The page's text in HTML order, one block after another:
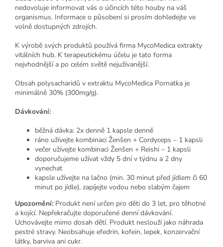
nedovoluje informovat vás o účincích této houby na váš
organismus. Informace o působení si prosím dohledejte ve
volně dostupných zdrojích.
K výrobě svých produktů používá firma MycoMedica extrakty
vitálních hub. K terapeutickému účelu je tato forma
nejvhodnější a po celém světě nejužívanější.
Obsah polysacharidů v extraktu MycoMedica Pornatka je
minimálně 30% (300mg/g).
Dávkování:
běžná dávka: 2x denně 1 kapsle denně
ráno užívejte kombinaci Ženšen + Cordyceps – 1 kapsli
večer užívejte kombinaci Ženšen + Reishi – 1 kapsli
doporučujeme užívat vždy 5 dní v týdnu a 2 dny
vynechat
kapsle užívejte na lačno (min. 30 minut před jídlem či 60
minut po jídle), zapíjejte vodou nebo slabým čajem
Upozornění: Produkt není určen pro děti do 3 let, pro těhotné
a kojící. Nepřekračujte doporučené denní dávkování.
Uchovávejte mimo dosah dětí. Produkt neslouží jako náhrada
pestré stravy. Neobsahuje efedrin, kofein, lepek, konzervační
látky, barviva ani cukr.